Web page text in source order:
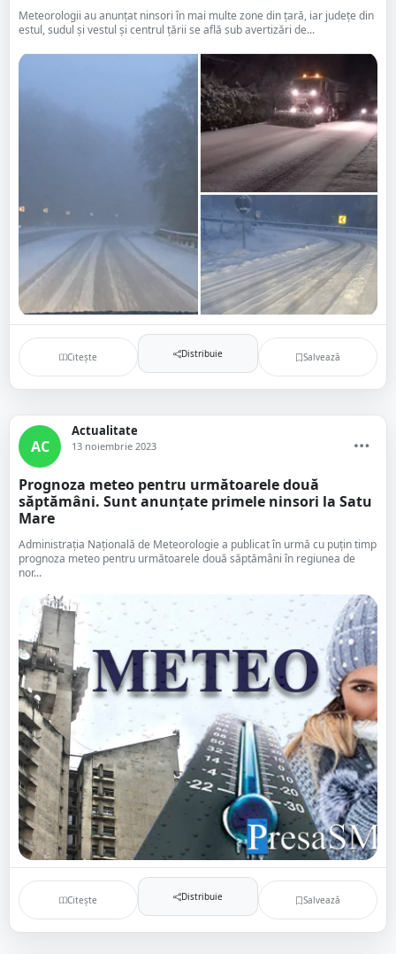
Meteorologii au anunțat ninsori în mai multe zone din țară, iar județe din
estul, sudul și vestul și centrul țării se află sub avertizări de...
Citește Distribuie Salvează
AC
Actualitate
13 noiembrie 2023
Prognoza meteo pentru următoarele două
săptămâni. Sunt anunțate primele ninsori la Satu
Mare
Administrația Națională de Meteorologie a publicat în urmă cu puțin timp
prognoza meteo pentru următoarele două săptămâni în regiunea de
nor...
Citește Distribuie Salvează